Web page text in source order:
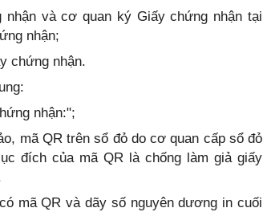
và cơ quan ký Giấy chứng nhận tại
nhận;
chứng nhận.
nhận:";
mã QR trên sổ đỏ do cơ quan cấp sổ đỏ
đích của mã QR là chống làm giả giấy
mã QR và dãy số nguyên dương in cuối